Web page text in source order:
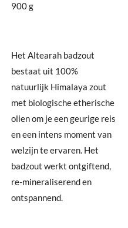
900 g
Het Altearah badzout
bestaat uit 100%
natuurlijk Himalaya zout
met biologische etherische
olien om je een geurige reis
en een intens moment van
welzijn te ervaren. Het
badzout werkt ontgiftend,
re-mineraliserend en
ontspannend.